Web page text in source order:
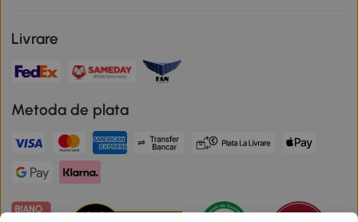
Livrare
Metoda de plata